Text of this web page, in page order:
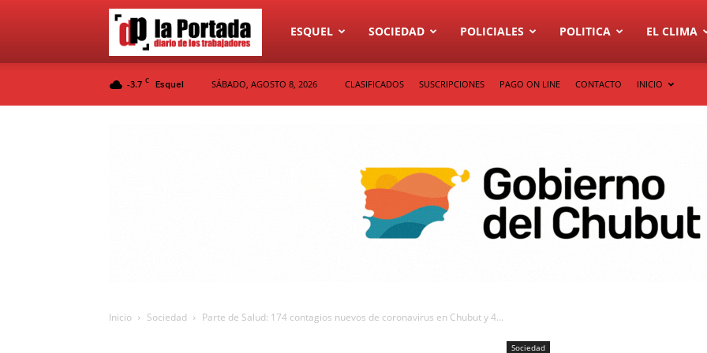
Diario
ESQUEL SOCIEDAD POLICIALES POLITICA EL CLIMA
-3.7 C Esquel SÁBADO, AGOSTO 8, 2026 CLASIFICADOS SUSCRIPCIONES PAGO ON LINE CONTACTO INICIO
Inicio Sociedad Parte de Salud: 174 contagios nuevos de coronavirus en Chubut y 4...
Sociedad